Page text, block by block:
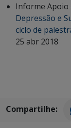
Informe Apoio
Depressão e
ciclo de
25 abr 2018
Compartilhe: